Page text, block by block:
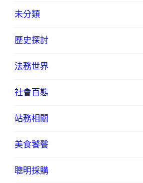
未分類
歷史探討
法務世界
社會百態
站務相關
美食饕餮
聰明採購